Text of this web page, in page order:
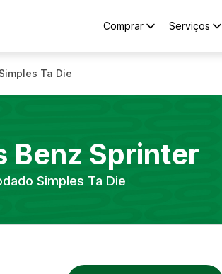
Comprar Serviços
Ta Die
Benz Sprinter
Simples Ta Die